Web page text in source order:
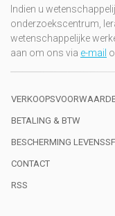
Indien u
onderzoekscentrum,
wetenschappelijke
aan om ons via e-mail
BETALING & BTW
BESCHERMING
CONTACT
RSS